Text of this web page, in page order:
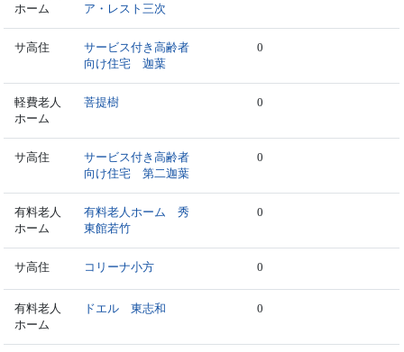
ホーム
ア・レスト三次
サ高住
サービス付き高齢者
向け住宅 迦葉
0
軽費老人
ホーム
菩提樹 0
サ高住
サービス付き高齢者
向け住宅 第二迦葉
0
有料老人
ホーム
有料老人ホーム 秀
東館若竹
0
サ高住 コリーナ小方 0
有料老人
ホーム
ドエル 東志和 0